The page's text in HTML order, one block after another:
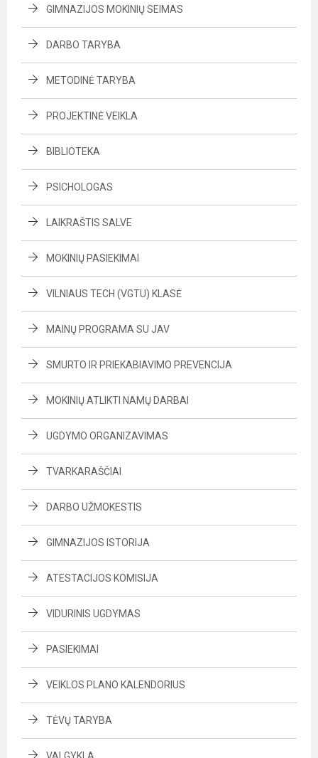
GIMNAZIJOS MOKINIŲ SEIMAS
DARBO TARYBA
METODINĖ TARYBA
PROJEKTINĖ VEIKLA
BIBLIOTEKA
PSICHOLOGAS
LAIKRAŠTIS SALVE
MOKINIŲ PASIEKIMAI
VILNIAUS TECH (VGTU) KLASĖ
MAINŲ PROGRAMA SU JAV
SMURTO IR PRIEKABIAVIMO PREVENCIJA
MOKINIŲ ATLIKTI NAMŲ DARBAI
UGDYMO ORGANIZAVIMAS
TVARKARAŠČIAI
DARBO UŽMOKESTIS
GIMNAZIJOS ISTORIJA
ATESTACIJOS KOMISIJA
VIDURINIS UGDYMAS
PASIEKIMAI
VEIKLOS PLANO KALENDORIUS
TĖVŲ TARYBA